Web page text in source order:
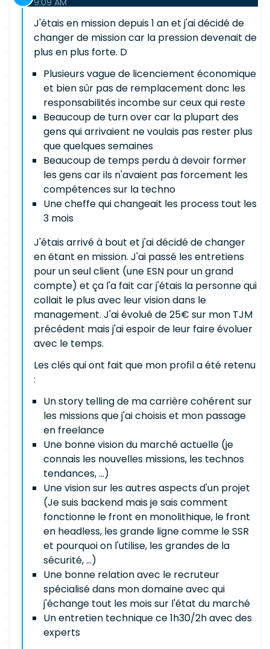
9:09 AM
J'étais en mission depuis 1 an et j'ai décidé de
changer de mission car la pression devenait de
plus en plus forte. D
Plusieurs vague de licenciement économique
et bien sûr pas de remplacement donc les
responsabilités incombe sur ceux qui reste
Beaucoup de turn over car la plupart des
gens qui arrivaient ne voulais pas rester plus
que quelques semaines
Beaucoup de temps perdu à devoir former
les gens car ils n'avaient pas forcement les
compétences sur la techno
Une cheffe qui changeait les process tout les
3 mois
J'étais arrivé à bout et j'ai décidé de changer
en étant en mission. J'ai passé les entretiens
pour un seul client (une ESN pour un grand
compte) et ça l'a fait car j'étais la personne qui
collait le plus avec leur vision dans le
management. J'ai évolué de 25€ sur mon TJM
précédent mais j'ai espoir de leur faire évoluer
avec le temps.
Les clés qui ont fait que mon profil a été retenu
:
Un story telling de ma carrière cohérent sur
les missions que j'ai choisis et mon passage
en freelance
Une bonne vision du marché actuelle (je
connais les nouvelles missions, les technos
tendances, ...)
Une vision sur les autres aspects d'un projet
(Je suis backend mais je sais comment
fonctionne le front en monolithique, le front
en headless, les grande ligne comme le SSR
et pourquoi on l'utilise, les grandes de la
sécurité, ...)
Une bonne relation avec le recruteur
spécialisé dans mon domaine avec qui
j'échange tout les mois sur l'état du marché
Un entretien technique ce 1h30/2h avec des
experts